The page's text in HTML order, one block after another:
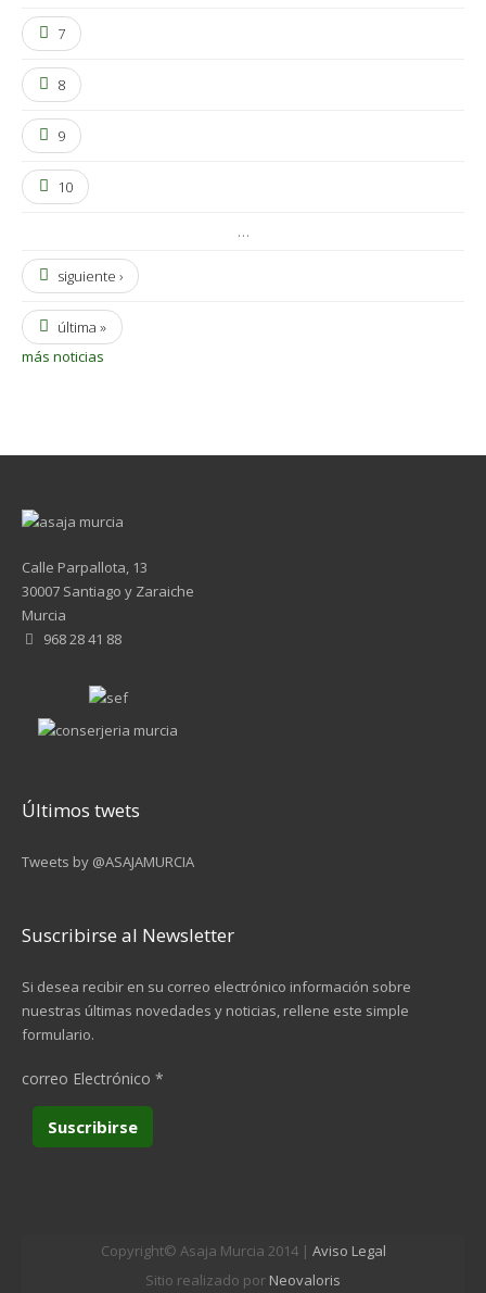
7
8
9
10
…
siguiente ›
última »
más noticias
Calle Parpallota, 13
30007 Santiago y Zaraiche
Murcia
968 28 41 88
Últimos twets
Tweets by @ASAJAMURCIA
Suscribirse al Newsletter
Si desea recibir en su correo electrónico información sobre
nuestras últimas novedades y noticias, rellene este simple
formulario.
correo Electrónico *
Copyright© Asaja Murcia 2014 | Aviso Legal
Sitio realizado por Neovaloris